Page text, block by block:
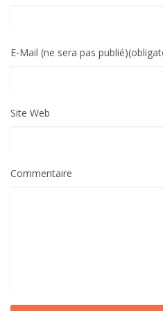
E-Mail (ne sera pas
Site Web
Commentaire